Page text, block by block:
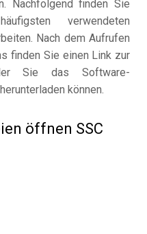
Nachfolgend finden Sie
verwendeten
Nach dem Aufrufen
finden Sie einen Link zur
Sie das Software-
können.
öffnen SSC